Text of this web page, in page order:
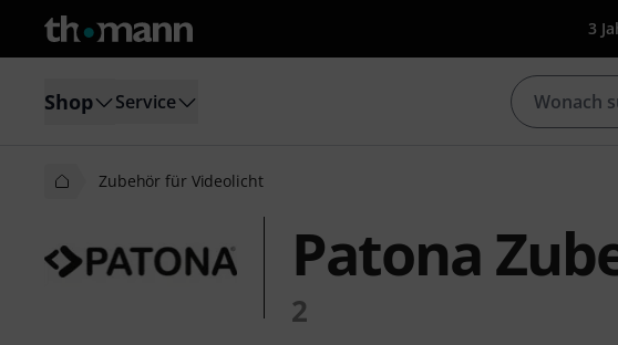
3
Shop Service
Zubehör für Videolicht
Patona
2